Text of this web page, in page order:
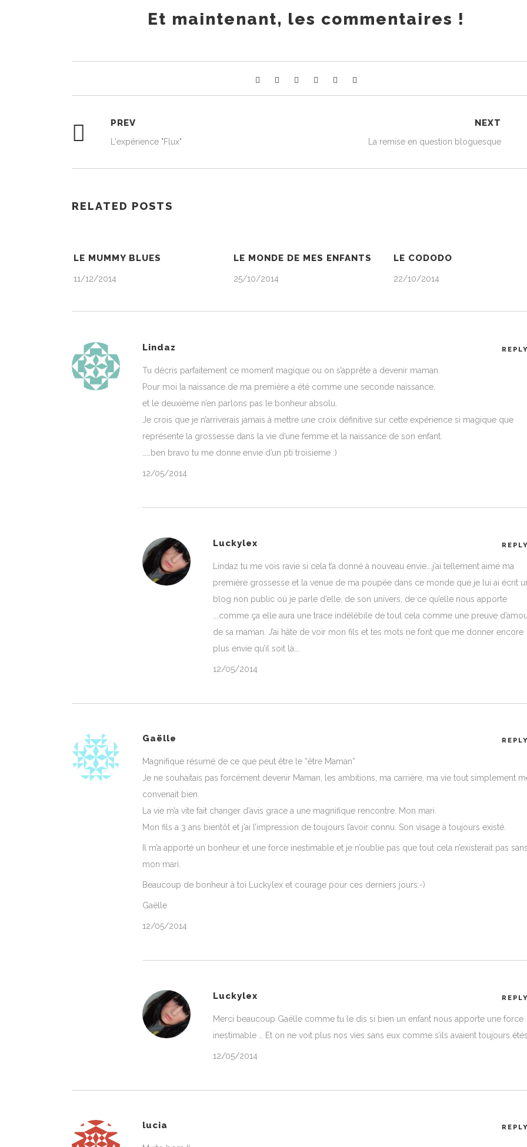
Et maintenant, les commentaires !
PREV
L'expérience "Flux"
NEXT
La remise en question bloguesque
RELATED POSTS
LE MUMMY BLUES
11/12/2014
LE MONDE DE MES ENFANTS
25/10/2014
LE CODODO
22/10/2014
Lindaz
Tu décris parfaitement ce moment magique ou on s’apprête a devenir maman.
Pour moi la naissance de ma première a été comme une seconde naissance,
et le deuxième n’en parlons pas le bonheur absolu.
Je crois que je n’arriverais jamais à mettre une croix définitive sur cette expérience si magique que
représente la grossesse dans la vie d’une femme et la naissance de son enfant.
……ben bravo tu me donne envie d’un pti troisieme :)
12/05/2014
Luckylex
Lindaz tu me vois ravie si cela t’a donné à nouveau envie….j’ai tellement aimé ma
première grossesse et la venue de ma poupée dans ce monde que je lui ai écrit
blog non public où je parle d’elle, de son univers, de ce qu’elle nous apporte
….comme ça elle aura une trace indélébile de tout cela comme une preuve
de sa maman. J’ai hâte de voir mon fils et tes mots ne font que me donner encore
plus envie qu’il soit là….
12/05/2014
Gaëlle
Magnifique résumé de ce que peut être le “être Maman”
Je ne souhaitais pas forcément devenir Maman, les ambitions, ma carrière, ma vie tout simplement
convenait bien.
La vie m’a vite fait changer d’avis grace a une magnifique rencontre. Mon mari.
Mon fils a 3 ans bientôt et j’ai l’impression de toujours l’avoir connu. Son visage à toujours existé.
Il m’a apporté un bonheur et une force inestimable et je n’oublie pas que tout cela n’existerait pas
mon mari.
Beaucoup de bonheur à toi Luckylex et courage pour ces derniers jours:-)
Gaëlle
12/05/2014
Luckylex
Merci beaucoup Gaëlle comme tu le dis si bien un enfant nous apporte une force
inestimable … Et on ne voit plus nos vies sans eux comme s’ils avaient toujours
12/05/2014
lucia